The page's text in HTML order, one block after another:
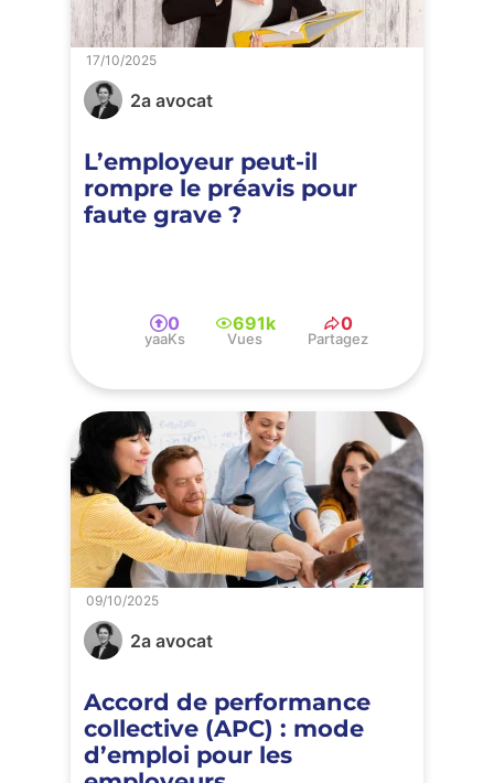
2a avocat
L’employeur peut-il
rompre le préavis pour
faute grave ?
17/10/2025
0
yaaKs
691k
Vues
0
Partagez
2a avocat
Accord de performance
collective (APC) : mode
d’emploi pour les
09/10/2025